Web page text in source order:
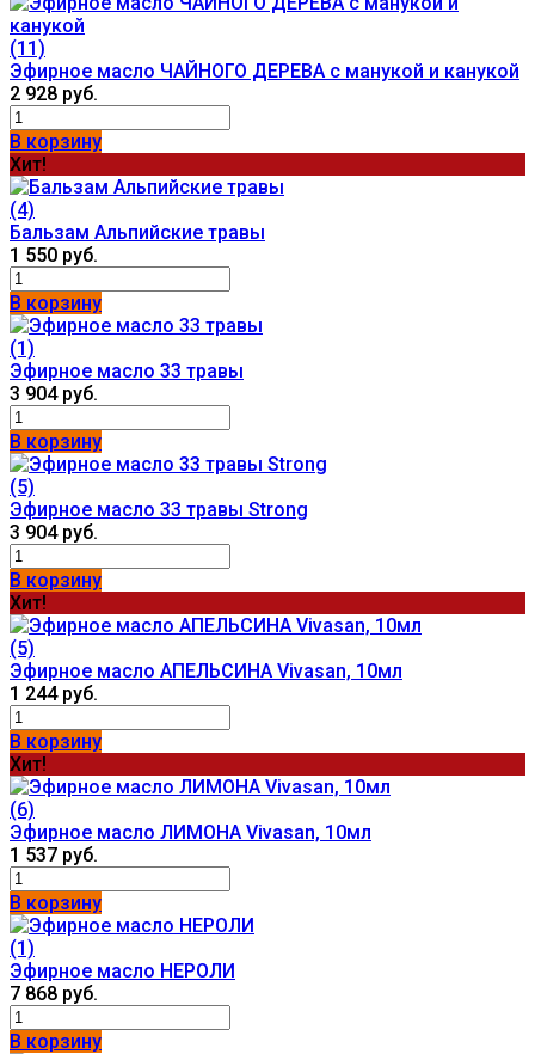
(11)
Эфирное масло ЧАЙНОГО ДЕРЕВА с манукой и канукой
2 928 руб.
В корзину
Хит!
(4)
Бальзам Альпийские травы
1 550 руб.
В корзину
(1)
Эфирное масло 33 травы
3 904 руб.
В корзину
(5)
Эфирное масло 33 травы Strong
3 904 руб.
В корзину
Хит!
(5)
Эфирное масло АПЕЛЬСИНА Vivasan, 10мл
1 244 руб.
В корзину
Хит!
(6)
Эфирное масло ЛИМОНА Vivasan, 10мл
1 537 руб.
В корзину
(1)
Эфирное масло НЕРОЛИ
7 868 руб.
В корзину